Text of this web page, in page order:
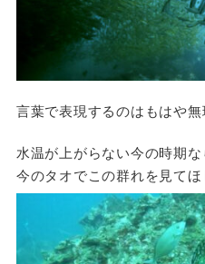
言葉で表現するのはもはや無
水温が上がらない今の時期な
今のタオでこの群れを見てほ